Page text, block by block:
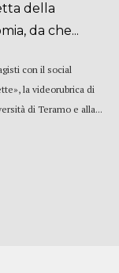
della
da che...
con il social
la videorubrica di
di Teramo e alla...